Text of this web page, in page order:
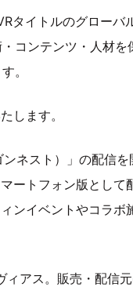
タイトルのグローバ
コンテンツ・人材を
。
します。
ネスト）」の配信
ートフォン版として
ンイベントやコラボ
アス。販売・配信